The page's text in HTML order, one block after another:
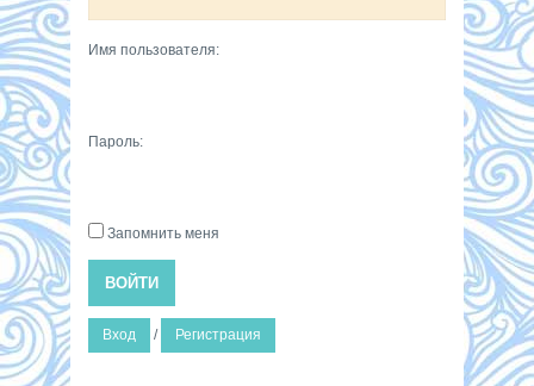
Имя пользователя:
Пароль:
Запомнить меня
ВОЙТИ
Вход / Регистрация